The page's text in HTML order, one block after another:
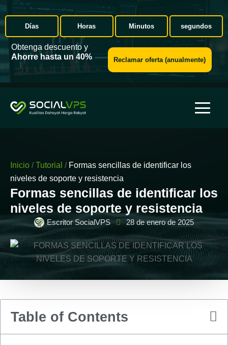
Días Horas Minutos segundos
Obtenga descuento y
Ahorre hasta un 40%
Reclamar oferta (anualmente)
Inicio / Tutorial /Formas sencillas de identificar los
niveles de soporte y resistencia
Formas sencillas de identificar los
niveles de soporte y resistencia
Escritor SocialVPS 28 de enero de 2025
Table of Contents